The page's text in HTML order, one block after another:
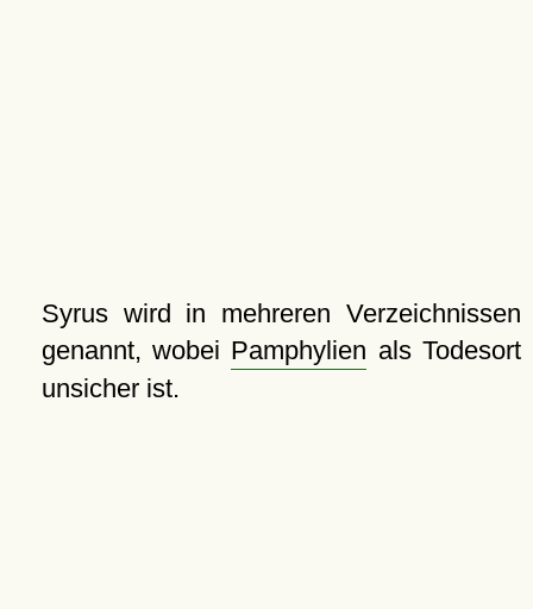
Syrus wird in mehreren Verzeichnissen
genannt, wobei Pamphylien als Todesort
unsicher ist.